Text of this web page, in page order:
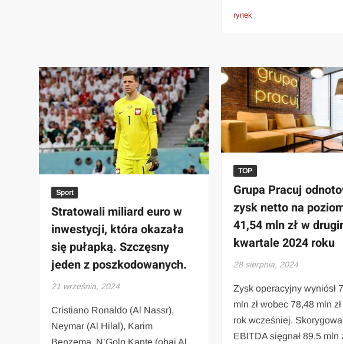
rynek
Sport
Stratowali miliard euro w
inwestycji, która okazała
się pułapką. Szczęsny
jeden z poszkodowanych.
21 września, 2024
Cristiano Ronaldo (Al Nassr),
Neymar (Al Hilal), Karim
Benzema, N’Golo Kante (obaj Al
TOP
Grupa Pracuj
zysk netto na
41,54 mln zł w
kwartale 2024 roku
28 sierpnia, 2024
Zysk operacyjny wyniósł
mln zł wobec 78,48 mln
rok wcześniej.
EBITDA sięgnał 89,5 mln